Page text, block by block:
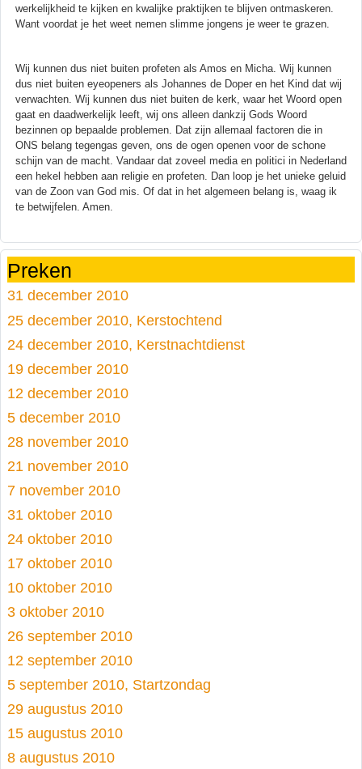
werkelijkheid te kijken en kwalijke praktijken te blijven ontmaskeren.
Want voordat je het weet nemen slimme jongens je weer te grazen.
Wij kunnen dus niet buiten profeten als Amos en Micha. Wij kunnen
dus niet buiten eyeopeners als Johannes de Doper en het Kind dat wij
verwachten. Wij kunnen dus niet buiten de kerk, waar het Woord open
gaat en daadwerkelijk leeft, wij ons alleen dankzij Gods Woord
bezinnen op bepaalde problemen. Dat zijn allemaal factoren die in
ONS belang tegengas geven, ons de ogen openen voor de schone
schijn van de macht. Vandaar dat zoveel media en politici in Nederland
een hekel hebben aan religie en profeten. Dan loop je het unieke geluid
van de Zoon van God mis. Of dat in het algemeen belang is, waag ik
te betwijfelen. Amen.
Preken
31 december 2010
25 december 2010, Kerstochtend
24 december 2010, Kerstnachtdienst
19 december 2010
12 december 2010
5 december 2010
28 november 2010
21 november 2010
7 november 2010
31 oktober 2010
24 oktober 2010
17 oktober 2010
10 oktober 2010
3 oktober 2010
26 september 2010
12 september 2010
5 september 2010, Startzondag
29 augustus 2010
15 augustus 2010
8 augustus 2010